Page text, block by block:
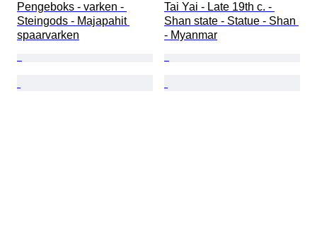
Pengeboks - varken -
Steingods - Majapahit
spaarvarken
Tai Yai - Late 19th c. -
Shan state - Statue - Shan
- Myanmar